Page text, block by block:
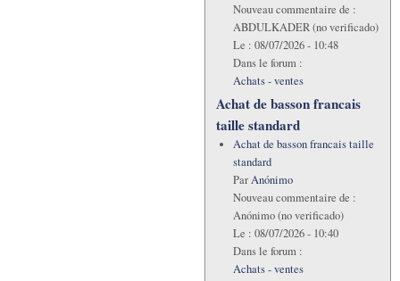
Nouveau commentaire de :
ABDULKADER (no verificado)
Le : 08/07/2026 - 10:48
Dans le forum :
Achats - ventes
Achat de basson francais
taille standard
Achat de basson francais taille
standard
ParAnónimo
Nouveau commentaire de :
Anónimo (no verificado)
Le : 08/07/2026 - 10:40
Dans le forum :
Achats - ventes